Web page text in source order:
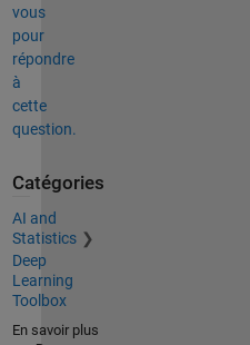
vous
pour
répondre
à
cette
question.
Catégories
AI and
Statistics
Deep
Learning
Toolbox
En savoir plus